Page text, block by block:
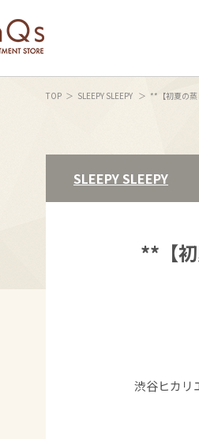
TOP SLEEPY SLEEPY **【初夏の蒸
SLEEPY SLEEPY
**【
渋谷ヒカリ